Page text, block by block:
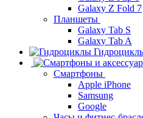
Galaxy Z Fold 7
Планшеты
Galaxy Tab S
Galaxy Tab A
Смартфоны
Apple iPhone
Samsung
Google